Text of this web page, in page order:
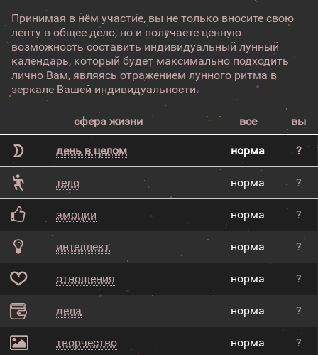
Принимая в нём участие, вы не только вносите свою
лепту в общее дело, но и получаете ценную
возможность составить индивидуальный лунный
календарь, который будет максимально подходить
лично Вам, являясь отражением лунного ритма в
зеркале Вашей индивидуальности.
сфера жизни все вы
день в целом норма ?
тело норма ?
эмоции норма ?
интеллект норма ?
отношения норма ?
дела норма ?
творчество норма ?